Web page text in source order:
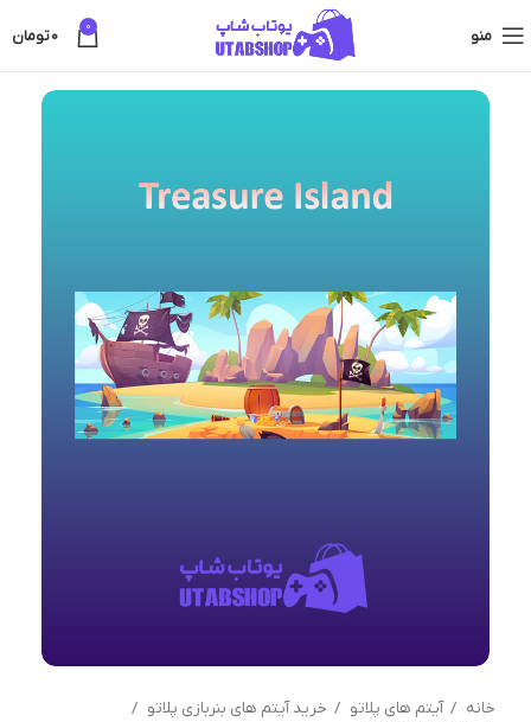
منو 0
0تومان
خانه آیتم های پلاتو
خرید آیتم های بنربازی پلاتو